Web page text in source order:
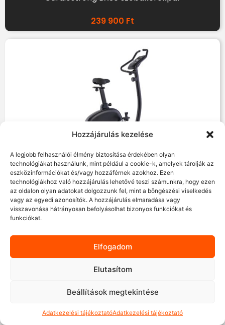
Hozzájárulás kezelése
A legjobb felhasználói élmény biztosítása érdekében olyan
technológiákat használunk, mint például a cookie-k, amelyek tárolják az
eszközinformációkat és/vagy hozzáférnek azokhoz. Ezen
technológiákhoz való hozzájárulás lehetővé teszi számunkra, hogy ezen
az oldalon olyan adatokat dolgozzunk fel, mint a böngészési viselkedés
vagy az egyedi azonosítók. A hozzájárulás elmaradása vagy
visszavonása hátrányosan befolyásolhat bizonyos funkciókat és
funkciókat.
Elfogadom
Elutasítom
Beállítások megtekintése
Adatkezelési tájékoztatóAdatkezelési tájékoztató
239 900 Ft
Raktáron
Tunturi Signature F20 szobakerékpár
239 900Ft
-13%